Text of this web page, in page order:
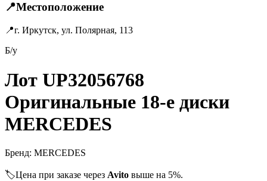
📍Местоположение
📍г. Иркутск, ул. Полярная, 113
Б/у
Лот UP32056768
Оригинальные 18-е диски
MERCEDES
Бренд: MERCEDES
🏷️Цена при заказе через Avito выше на 5%.